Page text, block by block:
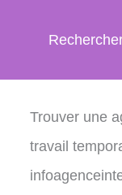
Trouver une
travail